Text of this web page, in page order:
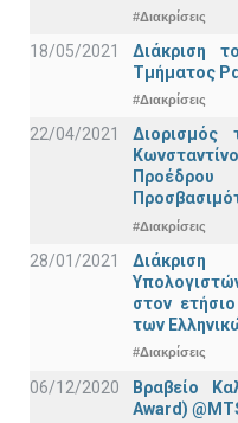
#Διακρίσεις
18/05/2021
Διάκριση
Τμήματος
#Διακρίσεις
22/04/2021
#Διακρίσεις
28/01/2021
Διάκριση
στον
των
#Διακρίσεις
06/12/2020
Βραβείο
Award)